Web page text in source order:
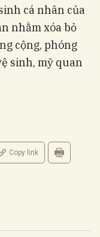
cá nhân của
nhằm xóa bỏ
cộng, phóng
sinh, mỹ quan
Copy link